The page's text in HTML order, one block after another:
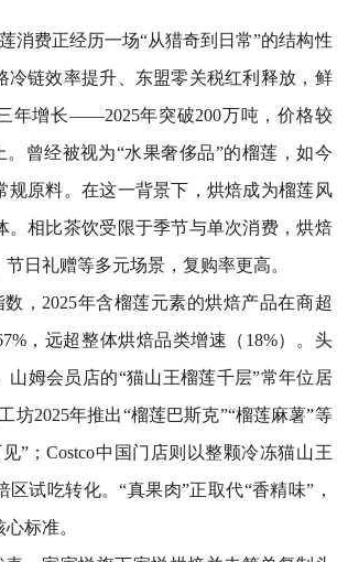
费正经历一场“从猎奇到日常”的结构性
冷链效率提升、东盟零关税红利释放，鲜
年增长——2025年突破200万吨，价格较
。曾经被视为“水果奢侈品”的榴莲，如今
规原料。在这一背景下，烘焙成为榴莲风
。相比茶饮受限于季节与单次消费，烘焙
日礼赠等多元场景，复购率更高。
，2025年含榴莲元素的烘焙产品在商超
，远超整体烘焙品类增速（18%）。头
山姆会员店的“猫山王榴莲千层”常年位居
坊2025年推出“榴莲巴斯克”“榴莲麻薯”等
”；Costco中国门店则以整颗冷冻猫山王
试吃转化。“真果肉”正取代“香精味”，
标准。